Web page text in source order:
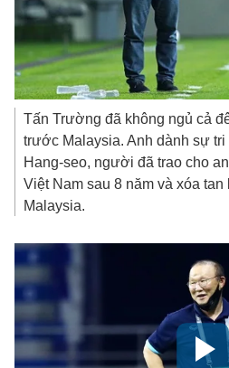
Tấn Trường đã không ngủ cả
trước Malaysia. Anh dành sự tri
Hang-seo, người đã trao cho
Việt Nam sau 8 năm và xóa
Malaysia.